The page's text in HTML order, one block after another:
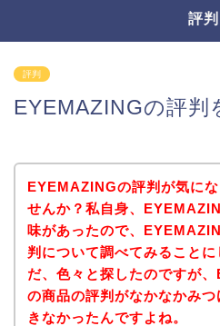
評判
評判
EYEMAZINGの評判
EYEMAZINGの評判が気にな
せんか？私自身、
味があったので、
判について調べてみることに
だ、色々と探したのですが
の商品の評判がなかなかみ
きなかったんですよね。